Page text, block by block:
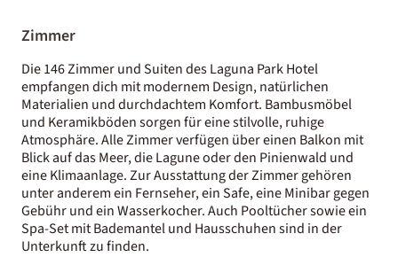
Zimmer
Die 146 Zimmer und Suiten des Laguna Park Hotel
empfangen dich mit modernem Design, natürlichen
Materialien und durchdachtem Komfort. Bambusmöbel
und Keramikböden sorgen für eine stilvolle, ruhige
Atmosphäre. Alle Zimmer verfügen über einen Balkon mit
Blick auf das Meer, die Lagune oder den Pinienwald und
eine Klimaanlage. Zur Ausstattung der Zimmer gehören
unter anderem ein Fernseher, ein Safe, eine Minibar gegen
Gebühr und ein Wasserkocher. Auch Pooltücher sowie ein
Spa-Set mit Bademantel und Hausschuhen sind in der
Unterkunft zu finden.